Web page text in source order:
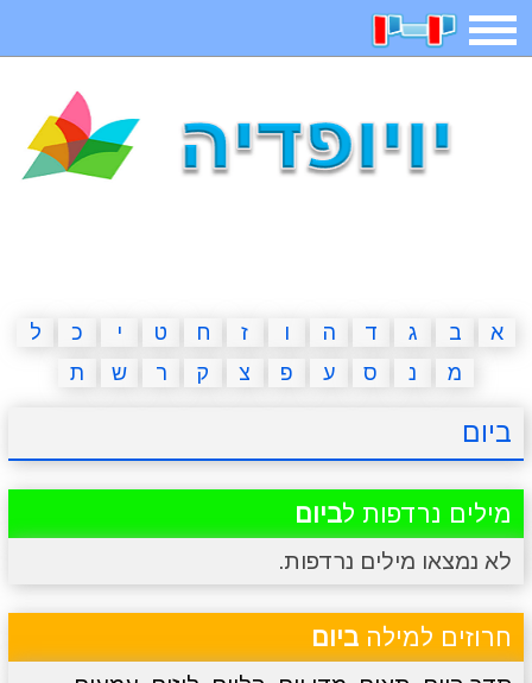
תפריט
איש תלוי מדריכים פוקימון גו מצא הבדלים
יצירה משחקי בנות אשליות חדשות
א ב ג ד ה ו ז ח ט י כ
ל
מ
נ ס ע פ צ ק ר ש ת
ביום
מילים נרדפות לביום
לא נמצאו מילים נרדפות.
חרוזים למילה ביום